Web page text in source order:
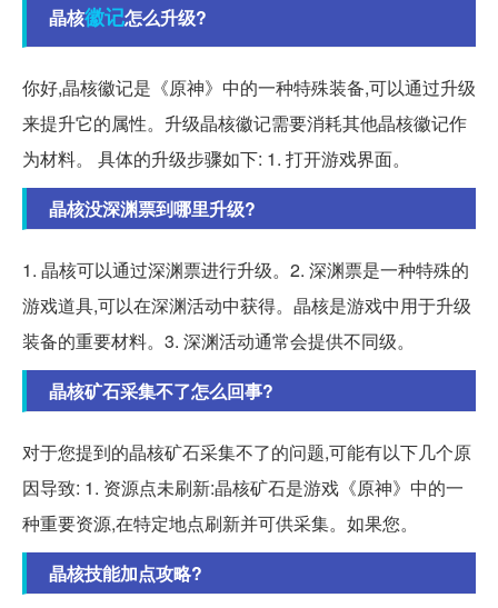
晶核徽记怎么升级?
你好,晶核徽记是《原神》中的一种特殊装备,可以通过升级
来提升它的属性。升级晶核徽记需要消耗其他晶核徽记作
为材料。 具体的升级步骤如下: 1. 打开游戏界面。
晶核没深渊票到哪里升级?
1. 晶核可以通过深渊票进行升级。2. 深渊票是一种特殊的
游戏道具,可以在深渊活动中获得。晶核是游戏中用于升级
装备的重要材料。3. 深渊活动通常会提供不同级。
晶核矿石采集不了怎么回事?
对于您提到的晶核矿石采集不了的问题,可能有以下几个原
因导致: 1. 资源点未刷新:晶核矿石是游戏《原神》中的一
种重要资源,在特定地点刷新并可供采集。如果您。
晶核技能加点攻略?